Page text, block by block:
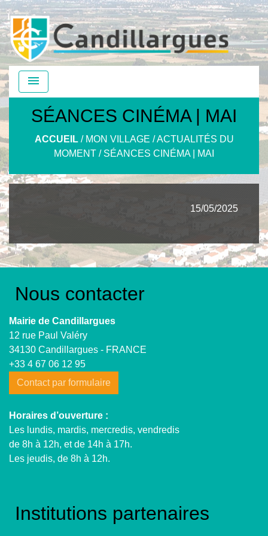
menu
SÉANCES CINÉMA | MAI
ACCUEIL/ MON VILLAGE /ACTUALITÉS DU
MOMENT / SÉANCES CINÉMA | MAI
15/05/2025
Nous contacter
Mairie de Candillargues
12 rue Paul Valéry
34130 Candillargues - FRANCE
+33 4 67 06 12 95
Contact par formulaire
Horaires d’ouverture :
Les lundis, mardis, mercredis, vendredis
de 8h à 12h, et de 14h à 17h.
Les jeudis, de 8h à 12h.
Institutions partenaires